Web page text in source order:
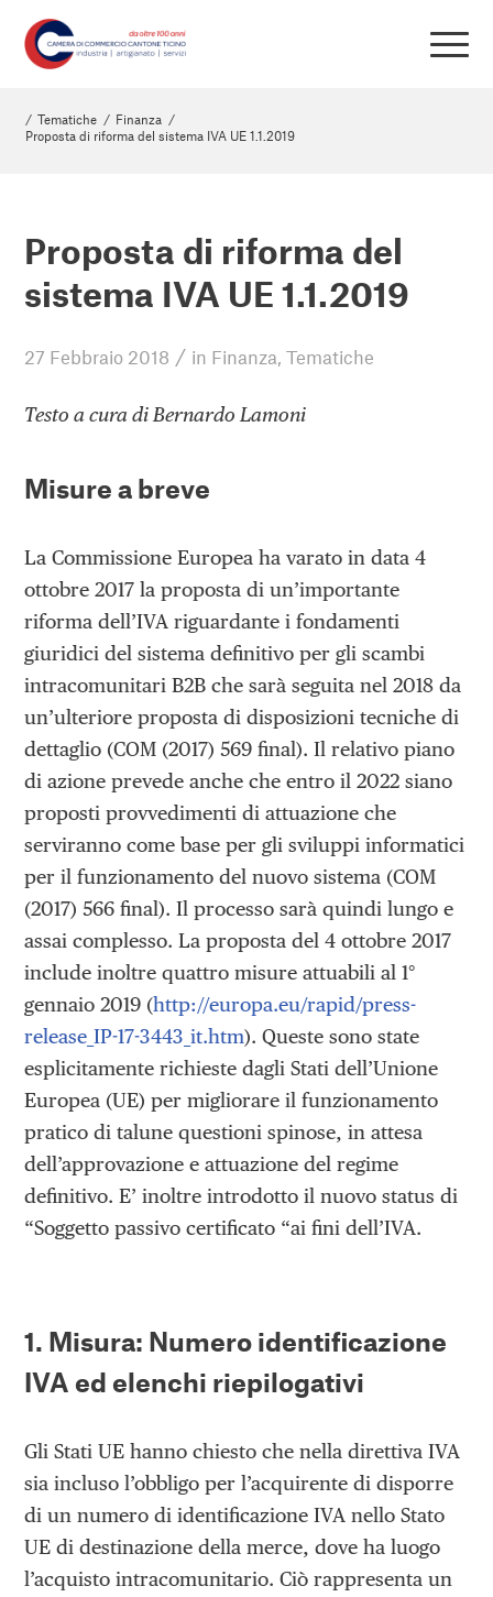
/ Tematiche / Finanza /
Proposta di riforma del sistema IVA UE 1.1.2019
Proposta di riforma del
sistema IVA UE 1.1.2019
27 Febbraio 2018 / in Finanza,Tematiche
Testo a cura di Bernardo Lamoni
Misure a breve
La Commissione Europea ha varato in data 4
ottobre 2017 la proposta di un’importante
riforma dell’IVA riguardante i fondamenti
giuridici del sistema definitivo per gli scambi
intracomunitari B2B che sarà seguita nel 2018 da
un’ulteriore proposta di disposizioni tecniche di
dettaglio (COM (2017) 569 final). Il relativo piano
di azione prevede anche che entro il 2022 siano
proposti provvedimenti di attuazione che
serviranno come base per gli sviluppi informatici
per il funzionamento del nuovo sistema (COM
(2017) 566 final). Il processo sarà quindi lungo e
assai complesso. La proposta del 4 ottobre 2017
include inoltre quattro misure attuabili al 1°
gennaio 2019 (http://europa.eu/rapid/press-
release_IP-17-3443_it.htm). Queste sono state
esplicitamente richieste dagli Stati dell’Unione
Europea (UE) per migliorare il funzionamento
pratico di talune questioni spinose, in attesa
dell’approvazione e attuazione del regime
definitivo. E’ inoltre introdotto il nuovo status di
“Soggetto passivo certificato “ai fini dell’IVA.
1. Misura: Numero identificazione
IVA ed elenchi riepilogativi
Gli Stati UE hanno chiesto che nella direttiva IVA
sia incluso l’obbligo per l’acquirente di disporre
di un numero di identificazione IVA nello Stato
UE di destinazione della merce, dove ha luogo
l’acquisto intracomunitario. Ciò rappresenta un